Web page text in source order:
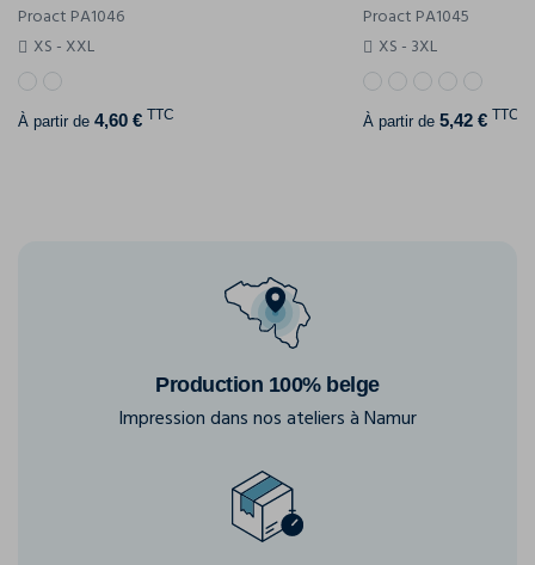
Proact PA1046
XS - XXL
À partir de 4,60 € TTC
Proact PA1045
XS - 3XL
À partir de 5,42 € TTC
Production 100% belge
Impression dans nos ateliers à Namur